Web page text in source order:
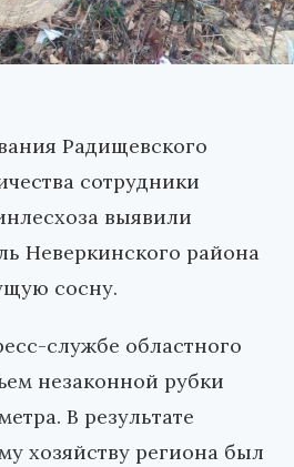
Радищевского
сотрудники
выявили
Неверкинского района
сосну.
службе областного
незаконной рубки
В результате
хозяйству региона был